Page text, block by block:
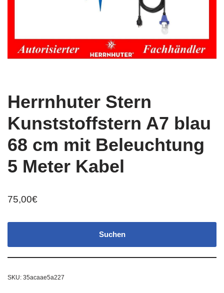
Herrnhuter Stern
Kunststoffstern A7 blau
68 cm mit Beleuchtung
5 Meter Kabel
75,00€
Suchen
SKU: 35acaae5a227